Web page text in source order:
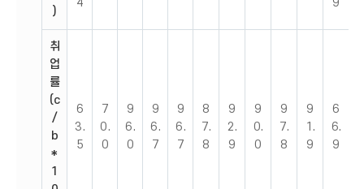
)
4
9
취
업
률
(c
/
b
*
1
6
3.
5
7
0.
0
9
6.
0
9
6.
7
9
6.
7
8
7.
8
9
2.
9
9
0.
0
9
7.
8
9
1.
9
6
6.
9